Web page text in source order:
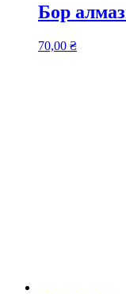
Бор
70,00 ₴